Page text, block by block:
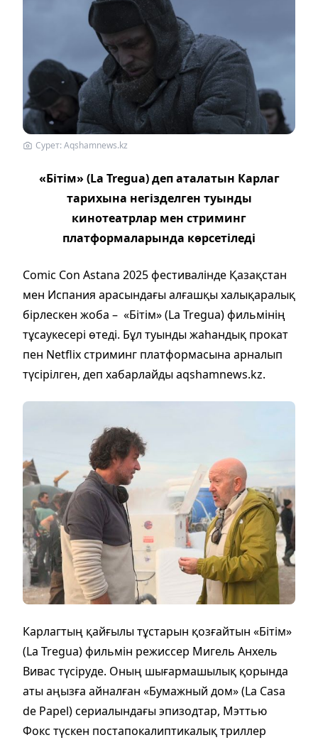
Cурет: Aqshamnews.kz
«Бітім» (La Tregua) деп аталатын Карлаг
тарихына негізделген туынды
кинотеатрлар мен стриминг
платформаларында көрсетіледі
Comic Con Astana 2025 фестивалінде Қазақстан
мен Испания арасындағы алғашқы халықаралық
бірлескен жоба – «Бітім» (La Tregua) фильмінің
тұсаукесері өтеді. Бұл туынды жаһандық прокат
пен Netflix стриминг платформасына арналып
түсірілген, деп хабарлайды aqshamnews.kz.
Карлагтың қайғылы тұстарын қозғайтын «Бітім»
(La Tregua) фильмін режиссер Мигель Анхель
Вивас түсіруде. Оның шығармашылық қорында
аты аңызға айналған «Бумажный дом» (La Casa
de Papel) сериалындағы эпизодтар, Мэттью
Фокс түскен постапокалиптикалық триллер